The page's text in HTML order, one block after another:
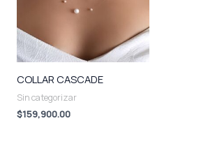
COLLAR CASCADE
Sin categorizar
$159,900.00